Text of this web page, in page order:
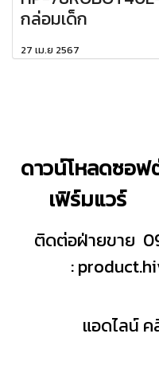
กล่อมเด็ก
27 เม.ย 2567
ดาวน์โหลดซอฟ
เฟิร์มแวร์
ติดต่อฝ่ายขาย
:
แอดไลน์ ค